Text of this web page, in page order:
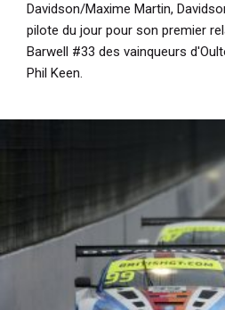
Davidson/Maxime Martin,
pilote du jour pour son premier
Barwell #33 des vainqueurs
Phil Keen.